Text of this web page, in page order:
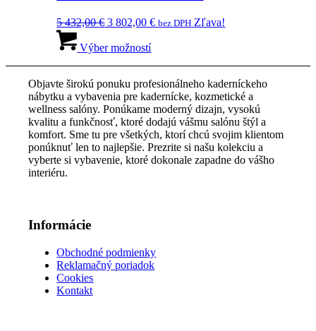
môžete
na
stránke
5 432,00€ Pôvodná
bola:
3 802,00€Aktuálna
bez DPH Zľava!
Výber možnostíprodukt
variantov.
Možnosti
si
môžete
vybrať
na
stránke
Objavte širokú ponuku profesionálneho kaderníckeho
nábytku a vybavenia pre kadernícke, kozmetické a
wellness salóny. Ponúkame moderný dizajn, vysokú
kvalitu a funkčnosť, ktoré dodajú vášmu salónu štýl a
komfort. Sme tu pre všetkých, ktorí chcú svojim klientom
ponúknuť len to najlepšie. Prezrite si našu kolekciu a
vyberte si vybavenie, ktoré dokonale zapadne do vášho
interiéru.
Informácie
Obchodné podmienky
Reklamačný poriadok
Cookies
Kontakt